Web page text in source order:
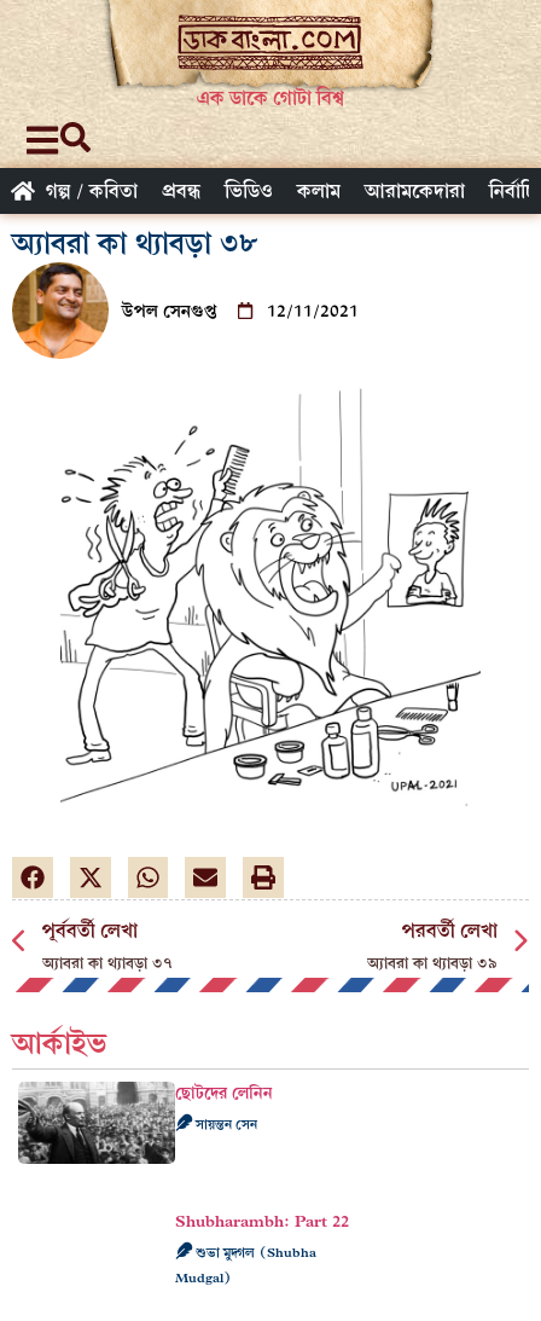
এক ডাকে গোটা বিশ্ব
গল্প / কবিতা প্রবন্ধ ভিডিও কলাম আরামকেদারা
অ্যাবরা কা থ্যাবড়া ৩৮
উপল সেনগুপ্ত 12/11/2021
পূর্ববর্তী লেখা
অ্যাবরা কা থ্যাবড়া ৩৭
পরবর্তী লেখা
অ্যাবরা কা থ্যাবড়া ৩৯
আর্কাইভ
ছোটদের লেনিন
সায়ন্তন সেন
Shubharambh: Part 22
শুভা মুদ্গল (Shubha
Mudgal)